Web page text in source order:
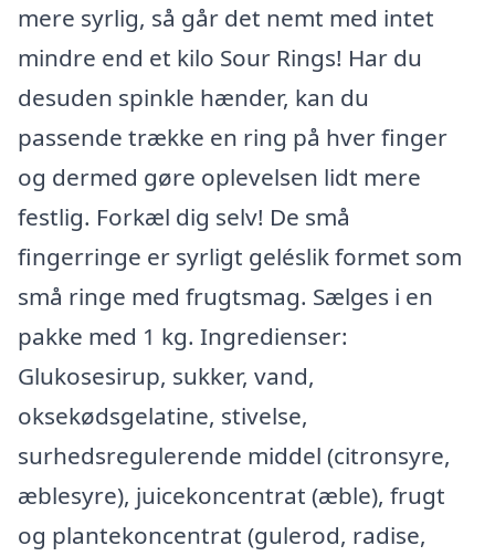
mere syrlig, så går det nemt med intet
mindre end et kilo Sour Rings! Har du
desuden spinkle hænder, kan du
passende trække en ring på hver finger
og dermed gøre oplevelsen lidt mere
festlig. Forkæl dig selv! De små
fingerringe er syrligt geléslik formet som
små ringe med frugtsmag. Sælges i en
pakke med 1 kg. Ingredienser:
Glukosesirup, sukker, vand,
oksekødsgelatine, stivelse,
surhedsregulerende middel (citronsyre,
æblesyre), juicekoncentrat (æble), frugt
og plantekoncentrat (gulerod, radise,